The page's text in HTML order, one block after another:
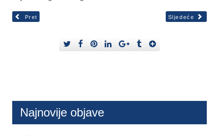
Pret Sljedeće
Najnovije objave